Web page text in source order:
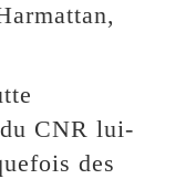
CNR lui-
des